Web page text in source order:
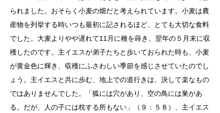
られました。おそらく小麦の畑だと考えられています。小麦は農
産物を列挙する時いつも最初に記されるほど、とても大切な食料
でした。大麦よりやや遅れて11月に種を蒔き、翌年の５月末に収
穫したのです。主イエスが弟子たちと歩いておられた時も、小麦
が黄金色に輝き、収穫にふさわしい季節を感じさせていたのでし
ょう。主イエスと共に歩む、地上での道行きは、決して楽なもの
ではありませんでした。「狐には穴があり、空の鳥には巣があ
る。だが、人の子には枕する所もない」（９：５８）、主イエス